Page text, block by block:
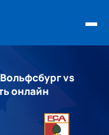
vs
онлайн